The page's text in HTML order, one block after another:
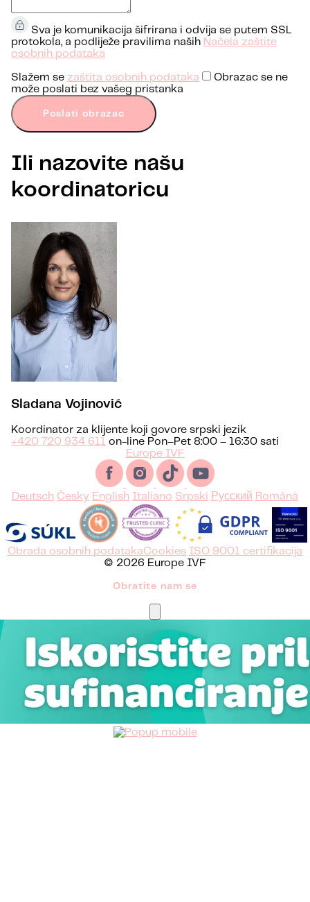
Sva je komunikacija šifrirana i odvija se putem SSL
protokola, a podliježe pravilima naših Načela zaštite
osobnih podataka
Slažem se zaštita osobnih podataka
Obrazac se ne
može poslati bez vašeg pristanka
Poslati obrazac
Ili nazovite našu
koordinatoricu
Sladana Vojinović
Koordinator za klijente koji govore srpski jezik
+420 720 934 611 on-line Pon–Pet 8:00 – 16:30 sati
Europe IVF
Deutsch Česky English Italiano Srpski Русский Română
Obrada osobnih podatakaCookies ISO 9001 certifikacija
© 2026 Europe IVF
Obratite nam se